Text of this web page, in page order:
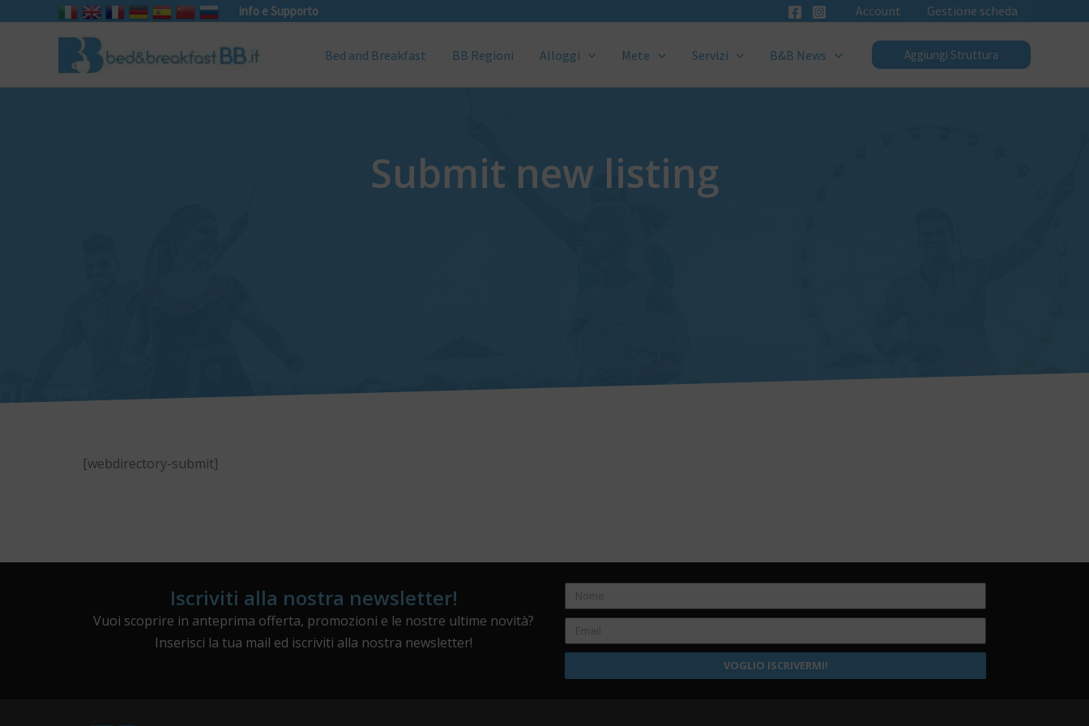
info e Supporto Account Gestione scheda
Bed and Breakfast BB Regioni Alloggi Mete Servizi B&B News Aggiungi Struttura
Submit new listing
[webdirectory-submit]
Iscriviti alla nostra newsletter!
Vuoi scoprire in anteprima offerta, promozioni e le nostre ultime novità?
Inserisci la tua mail ed iscriviti alla nostra newsletter!
VOGLIO ISCRIVERMI!